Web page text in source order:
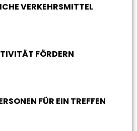
VERKEHRSMITTEL
FÖRDERN
FÜR EIN TREFFEN